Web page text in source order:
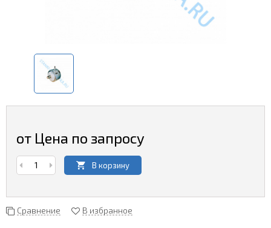
от Цена по запросу
В корзину
Сравнение В избранное